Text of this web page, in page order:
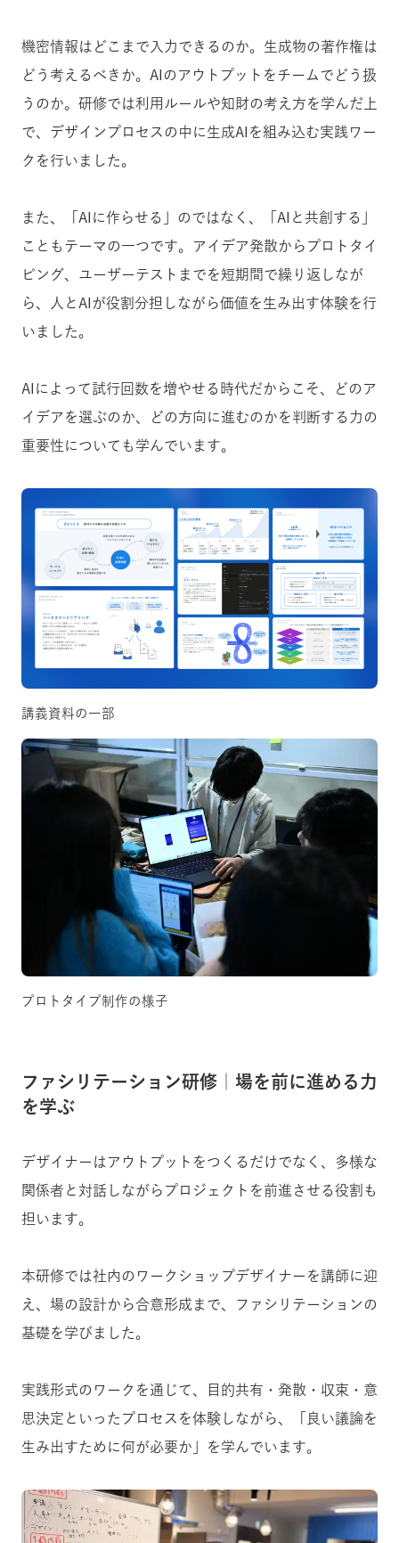
機密情報はどこまで入力できるのか。生成物の著作権は
どう考えるべきか。AIのアウトプットをチームでどう扱
うのか。研修では利用ルールや知財の考え方を学んだ上
で、デザインプロセスの中に生成AIを組み込む実践ワー
クを行いました。
また、「AIに作らせる」のではなく、「AIと共創する」
こともテーマの一つです。アイデア発散からプロトタイ
ピング、ユーザーテストまでを短期間で繰り返しなが
ら、人とAIが役割分担しながら価値を生み出す体験を行
いました。
AIによって試行回数を増やせる時代だからこそ、どのア
イデアを選ぶのか、どの方向に進むのかを判断する力の
重要性についても学んでいます。
講義資料の一部
プロトタイプ制作の様子
ファシリテーション研修｜場を前に進める力
を学ぶ
デザイナーはアウトプットをつくるだけでなく、多様な
関係者と対話しながらプロジェクトを前進させる役割も
担います。
本研修では社内のワークショップデザイナーを講師に迎
え、場の設計から合意形成まで、ファシリテーションの
基礎を学びました。
実践形式のワークを通じて、目的共有・発散・収束・意
思決定といったプロセスを体験しながら、「良い議論を
生み出すために何が必要か」を学んでいます。